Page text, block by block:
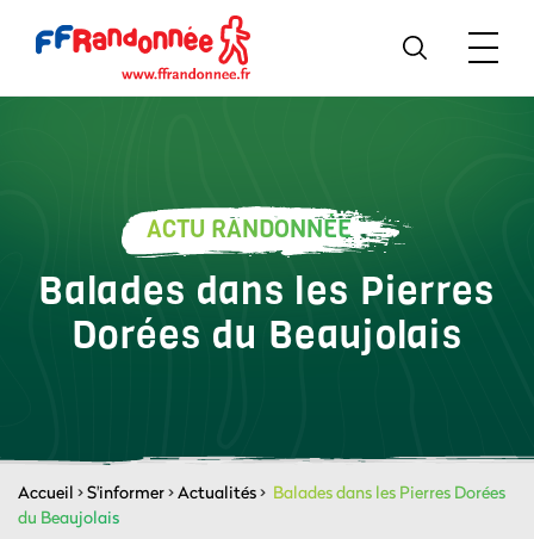
ACTU RANDONNÉE
Balades dans les Pierres
Dorées du Beaujolais
Accueil >S'informer>Actualités> Balades dans les Pierres Dorées
du Beaujolais